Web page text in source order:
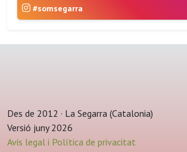
#somsegarra
Des de 2012 · La Segarra (Catalonia)
Versió juny 2026
Avis legal i Política de privacitat